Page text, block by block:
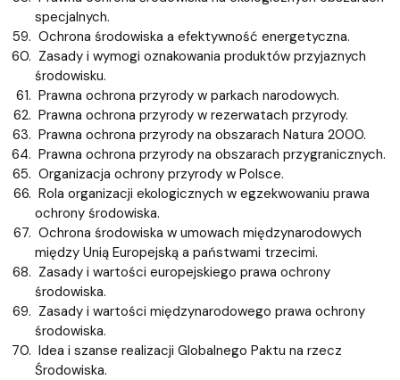
specjalnych.
Ochrona środowiska a efektywność energetyczna.
Zasady i wymogi oznakowania produktów przyjaznych
środowisku.
Prawna ochrona przyrody w parkach narodowych.
Prawna ochrona przyrody w rezerwatach przyrody.
Prawna ochrona przyrody na obszarach Natura 2000.
Prawna ochrona przyrody na obszarach przygranicznych.
Organizacja ochrony przyrody w Polsce.
Rola organizacji ekologicznych w egzekwowaniu prawa
ochrony środowiska.
Ochrona środowiska w umowach międzynarodowych
między Unią Europejską a państwami trzecimi.
Zasady i wartości europejskiego prawa ochrony
środowiska.
Zasady i wartości międzynarodowego prawa ochrony
środowiska.
Idea i szanse realizacji Globalnego Paktu na rzecz
Środowiska.